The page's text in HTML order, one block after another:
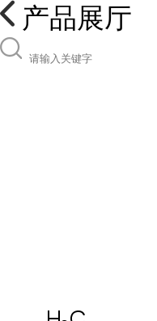
产品展厅